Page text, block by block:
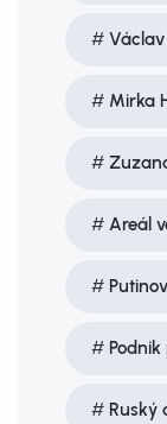
Václav
Mirka
Areál
Ruský